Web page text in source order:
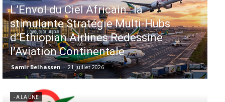
Aéroports US : les États-Unis
injectent 870 millions de dollars
dans 339 projets, Los Angeles et
Miami en tête
Samir Belhassen - 6 août 2026
- A LA UNE